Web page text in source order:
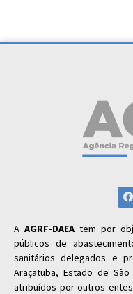
A AGRF-DAEAtem por
públicos de
sanitários delegados e
Araçatuba, Estado de
atribuídos por outros